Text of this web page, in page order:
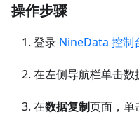
操作步骤
登录 NineData 控制
在左侧导航栏单击数
在数据复制页面，单